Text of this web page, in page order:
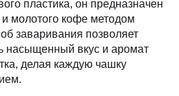
пластика, он предназначен
молотого кофе методом
заваривания позволяет
насыщенный вкус и аромат
делая каждую чашку